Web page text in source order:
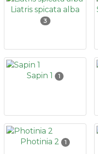
Liatris spicata alba
3
Sapin 1 1
Photinia 2 1